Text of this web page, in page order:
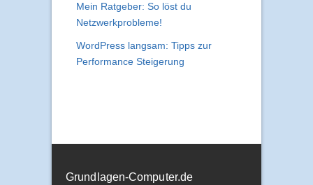
Mein Ratgeber: So löst du
Netzwerkprobleme!
WordPress langsam: Tipps zur
Performance Steigerung
Grundlagen-Computer.de